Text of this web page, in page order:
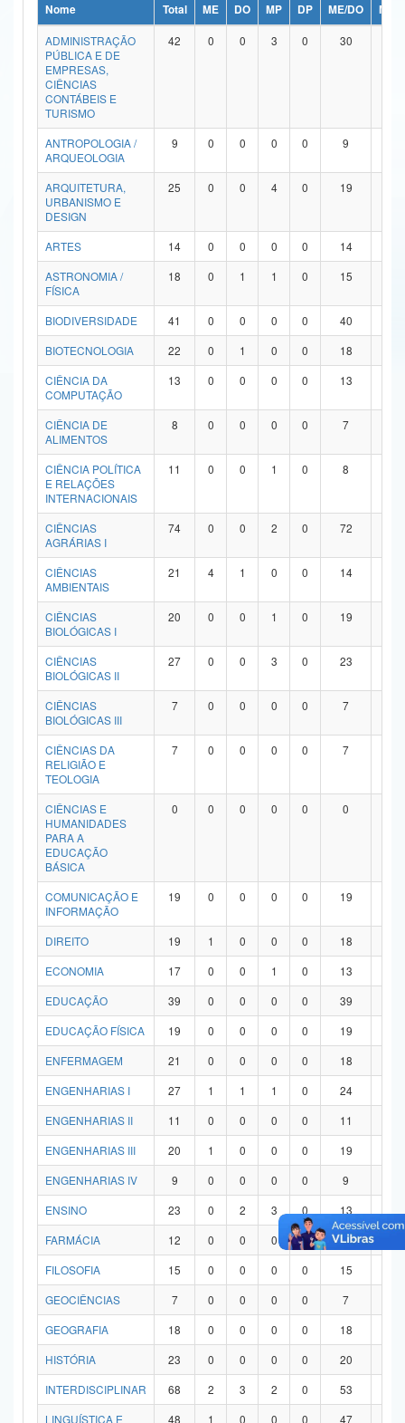
Ministério da Ciência, Tecnologia, Inovações e Comunicações
Ministério do Meio Ambiente
Ministério do Turismo
Ministério do Desenvolvimento Regional
Controladoria-Geral da União
Ministério da Mulher, da Família e dos Direitos Humanos
Secretaria de Governo
Advocacia-Geral da União
Banco Central do Brasil
Nome Total ME DO MP DP ME/DO
MP/
ADMINISTRAÇÃO
PÚBLICA E DE
EMPRESAS,
CIÊNCIAS
CONTÁBEIS E
TURISMO
42 0 0 3 0 30
ANTROPOLOGIA /
ARQUEOLOGIA
9 0 0 0 0 9
ARQUITETURA,
URBANISMO E
DESIGN
25 0 0 4 0 19
ARTES 14 0 0 0 0 14
ASTRONOMIA /
FÍSICA
18 0 1 1 0 15
BIODIVERSIDADE 41 0 0 0 0 40
BIOTECNOLOGIA
22 0 1 0 0 18
CIÊNCIA DA
COMPUTAÇÃO
13 0 0 0 0 13
CIÊNCIA DE
ALIMENTOS
8 0 0 0 0 7
CIÊNCIA POLÍTICA
E RELAÇÕES
INTERNACIONAIS
11 0 0 1 0 8
CIÊNCIAS
AGRÁRIAS I
74 0 0 2 0 72
CIÊNCIAS
AMBIENTAIS
21 4 1 0 0 14
CIÊNCIAS
BIOLÓGICAS I
20 0 0 1 0 19
CIÊNCIAS
BIOLÓGICAS II
27 0 0 3 0 23
CIÊNCIAS
BIOLÓGICAS III
7 0 0 0 0 7
CIÊNCIAS DA
RELIGIÃO E
TEOLOGIA
7 0 0 0 0 7
CIÊNCIAS E
HUMANIDADES
PARA A
EDUCAÇÃO
BÁSICA
0 0 0 0 0 0
COMUNICAÇÃO E
INFORMAÇÃO
19 0 0 0 0 19
DIREITO 19 1 0 0 0 18
ECONOMIA
17 0 0 1 0 13
EDUCAÇÃO
39 0 0 0 0 39
EDUCAÇÃO FÍSICA
19 0 0 0 0 19
ENFERMAGEM
21 0 0 0 0 18
ENGENHARIAS I
27 1 1 1 0 24
ENGENHARIAS II
11 0 0 0 0 11
ENGENHARIAS III
20 1 0 0 0 19
ENGENHARIAS IV
9 0 0 0 0 9
ENSINO
23 0 2 3 0 13
FARMÁCIA
12 0 0 0 0 12
FILOSOFIA
15 0 0 0 0 15
GEOCIÊNCIAS
7 0 0 0 0 7
GEOGRAFIA
18 0 0 0 0 18
HISTÓRIA
23 0 0 0 0 20
INTERDISCIPLINAR
68 2 3 2 0 53
LINGUÍSTICA E
48 1 0 0 0 47